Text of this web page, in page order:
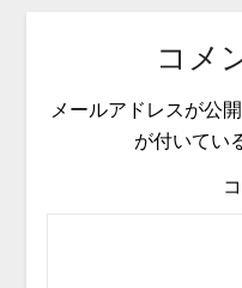
コメ
メールアドレスが公
が付いてい